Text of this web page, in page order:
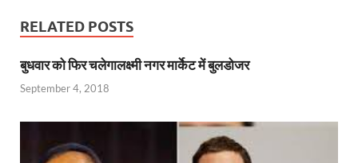
b
o
o
s
A
p
er
a
m
re
ss
RELATED POSTS
बुधवार को फिर चलेगालक्ष्मी नगर मार्केट में बुलडोजर
September 4, 2018